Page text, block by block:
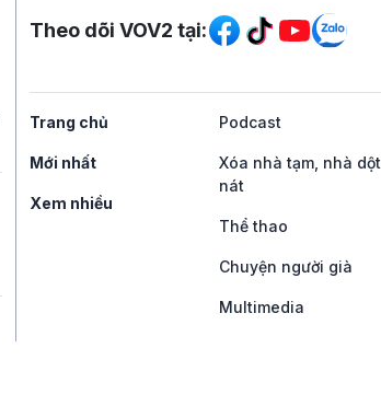
Theo dõi VOV2 tại:
Trang chủ
Mới nhất
Xem nhiều
Podcast
Xóa nhà tạm, nhà dột
nát
Thể thao
Chuyện người già
Multimedia